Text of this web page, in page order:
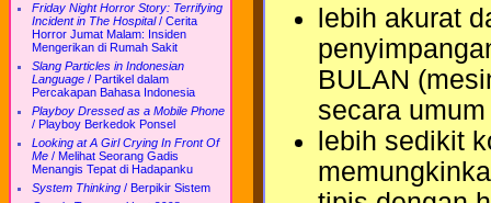
Friday Night Horror Story: Terrifying
Incident in The Hospital/ Cerita
Horror Jumat Malam: Insiden
Mengerikan di Rumah Sakit
Slang Particles in Indonesian
Language / Partikel dalam
Percakapan Bahasa Indonesia
Playboy Dressed as a Mobile Phone
/ Playboy Berkedok Ponsel
Looking at A Girl Crying In Front Of
Me / Melihat Seorang Gadis
Menangis Tepat di Hadapanku
System Thinking / Berpikir Sistem
lebih akurat
BULAN
secara
lebih sedikit